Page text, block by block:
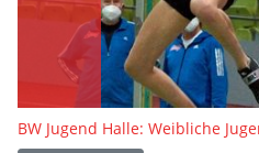
BW Jugend Halle: Weibliche